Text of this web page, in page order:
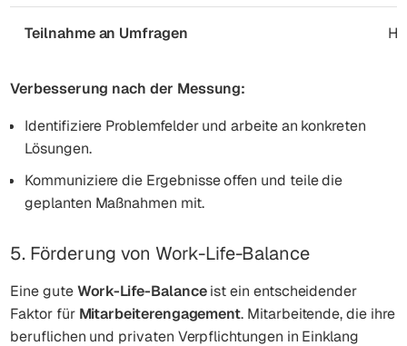
Teilnahme an Umfragen
Verbesserung nach der Messung:
Identifiziere Problemfelder und arbeite an konkreten
Lösungen.
Kommuniziere die Ergebnisse offen und teile die
geplanten Maßnahmen mit.
5. Förderung von Work-Life-Balance
Eine guteWork-Life-Balanceist ein entscheidender
Faktor für Mitarbeiterengagement. Mitarbeitende, die ihre
beruflichen und privaten Verpflichtungen in Einklang